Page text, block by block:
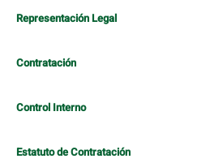
Representación Legal
Contratación
Control Interno
Estatuto de Contratación